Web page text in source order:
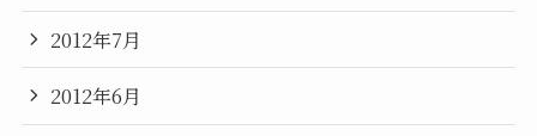
2012年7月
2012年6月